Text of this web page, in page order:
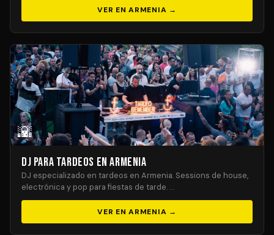
VER EN ARMENIA →
🌇
DJ para Tardeos en Armenia
DJ especializado en tardeos en Armenia. Sessions de house,
electrónica y pop para fiestas de tarde. …
VER EN ARMENIA →